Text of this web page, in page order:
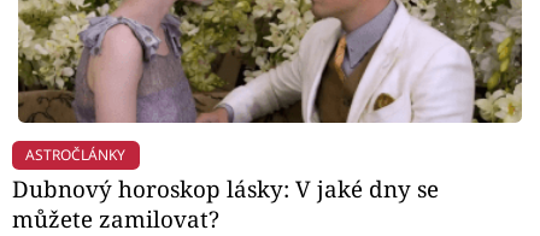
Přihlášení
Sledujte nás
ASTROČLÁNKY
Dubnový horoskop lásky: V jaké dny se
můžete zamilovat?